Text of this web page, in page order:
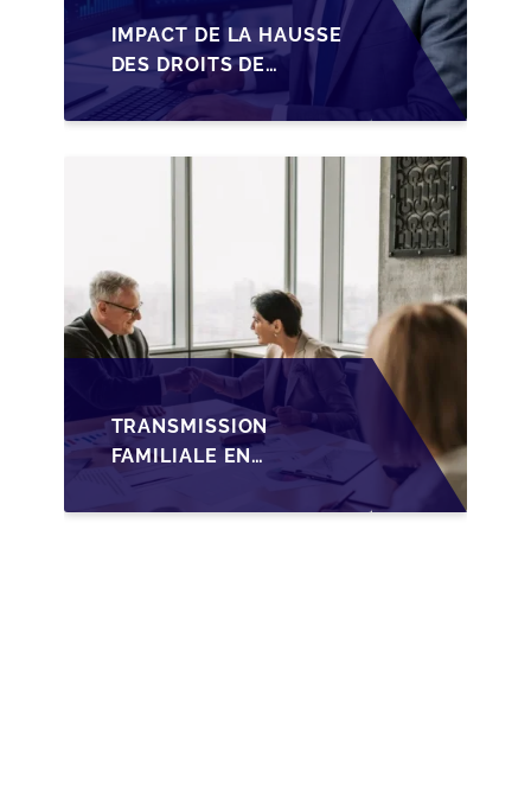
IMPACT DE LA HAUSSE
DES DROITS DE
SUCCESSION EN
WALLONIE SUR LA
TRANSMISSION
TRANSMISSION
FAMILIALE EN
WALLONIE :
NOUVELLES